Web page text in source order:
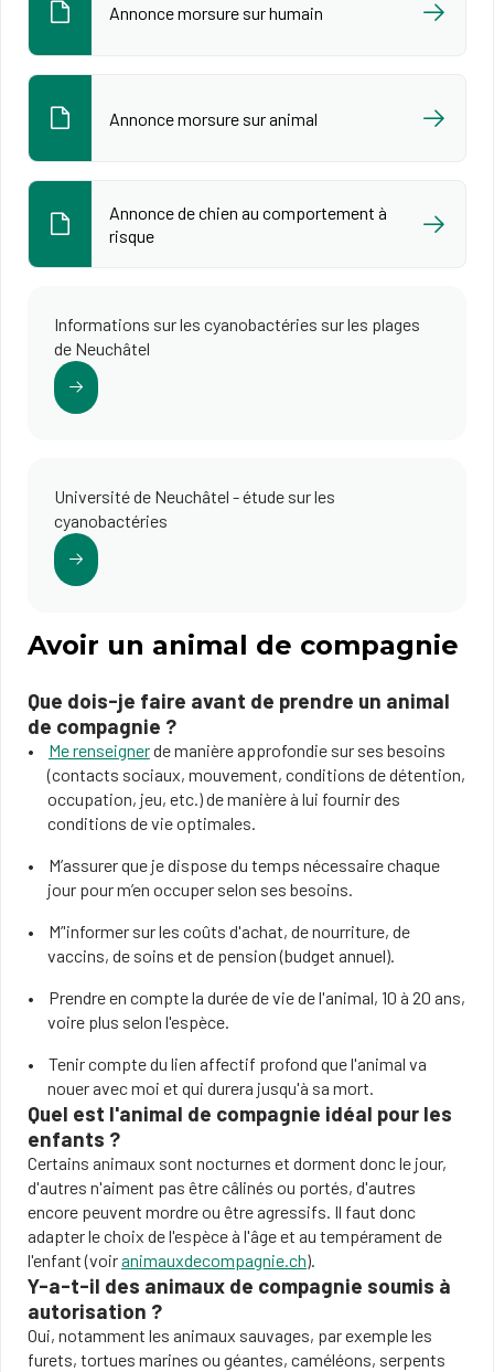
Annonce morsure sur humain
Annonce morsure sur animal
Annonce de chien au comportement à
risque
Informations sur les cyanobactéries sur les plages
de Neuchâtel
Université de Neuchâtel - étude sur les
cyanobactéries
Avoir un animal de compagnie
Que dois-je faire avant de prendre un animal
de compagnie ?
Me renseignerde manière approfondie sur ses besoins
(contacts sociaux, mouvement, conditions de détention,
occupation, jeu, etc.) de manière à lui fournir des
conditions de vie optimales.
M’assurer que je dispose du temps nécessaire chaque
jour pour m’en occuper selon ses besoins.
M’'informer sur les coûts d'achat, de nourriture, de
vaccins, de soins et de pension (budget annuel).
Prendre en compte la durée de vie de l'animal, 10 à 20 ans,
voire plus selon l'espèce.
Tenir compte du lien affectif profond que l'animal va
nouer avec moi et qui durera jusqu'à sa mort.
Quel est l'animal de compagnie idéal pour les
enfants ?
Certains animaux sont nocturnes et dorment donc le jour,
d'autres n'aiment pas être câlinés ou portés, d'autres
encore peuvent mordre ou être agressifs. Il faut donc
adapter le choix de l'espèce à l'âge et au tempérament de
l'enfant (voiranimauxdecompagnie.ch​).
Y-a-t-il des animaux de compagnie soumis à
autorisation ?
Oui, notamment les animaux sauvages, par exemple les
furets, tortues marines ou géantes, caméléons, serpents